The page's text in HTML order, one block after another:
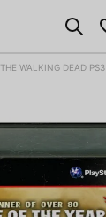
THE WALKING DEAD PS3